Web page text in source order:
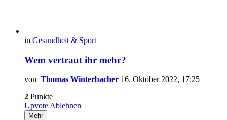
in Gesundheit & Sport
Wem vertraut ihr mehr?
von Thomas Winterbacher 16. Oktober 2022, 17:25
2 Punkte
Upvote Ablehnen
Mehr